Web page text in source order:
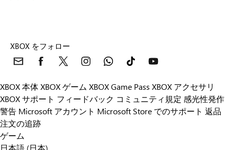
XBOX をフォロー
XBOX 本体XBOX ゲーム XBOX Game Pass XBOX アクセサリ
XBOX サポート フィードバック コミュニティ規定 感光性発作
警告 Microsoft アカウント Microsoft Store でのサポート 返品
注文の追跡
ゲーム
日本語 (日本)